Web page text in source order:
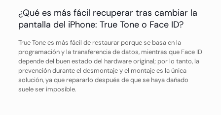
¿Qué es más fácil recuperar tras cambiar la
pantalla del iPhone: True Tone o Face ID?
True Tone es más fácil de restaurar porque se basa en la
programación y la transferencia de datos, mientras que Face ID
depende del buen estado del hardware original; por lo tanto, la
prevención durante el desmontaje y el montaje es la única
solución, ya que repararlo después de que se haya dañado
suele ser imposible.